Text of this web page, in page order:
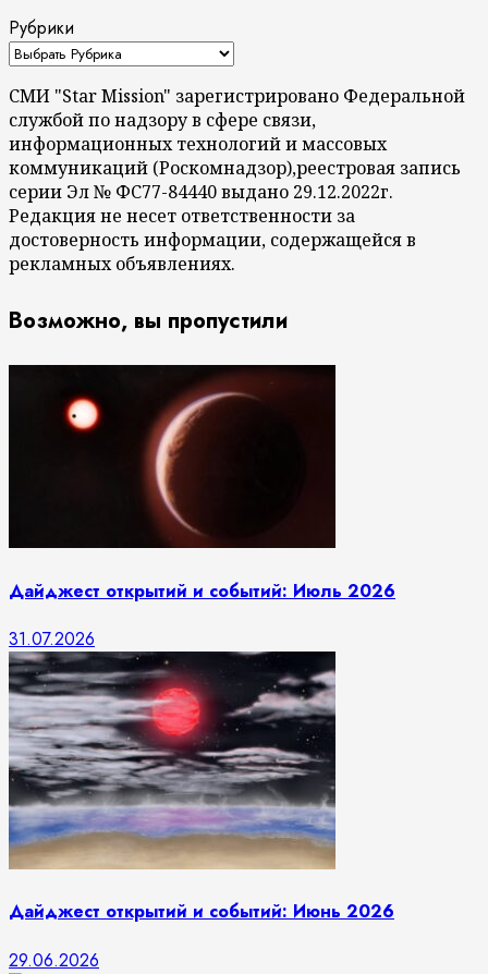
Рубрики
СМИ "Star Mission" зарегистрировано Федеральной
службой по надзору в сфере связи,
информационных технологий и массовых
коммуникаций (Роскомнадзор),реестровая запись
серии Эл № ФС77-84440 выдано 29.12.2022г.
Редакция не несет ответственности за
достоверность информации, содержащейся в
рекламных объявлениях.
Возможно, вы пропустили
Дайджест открытий и событий: Июль 2026
31.07.2026
Дайджест открытий и событий: Июнь 2026
29.06.2026